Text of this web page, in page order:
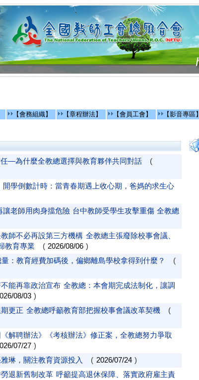
【會務組織】 【章程辦法】 【會員工會】 【影音專區】
任—為什麼全教總選擇與教育夥伴共同對話(
開學倒數計時：當青春期遇上收心期，爸媽的求生心
讓老師用肉身擋危險 台中教師受學生攻擊重傷 全教總
師不必再設第三方機構 全教總主張廢除校事會議、
教育專業 ( 2026/08/06)
量：教育經費加碼後，偏鄉離島學校拿得到什麼？
(
不能再靠政治宣布 全教總：本會期完成法制化，讓調
08/03)
期更正 全教總呼籲教育部把握校事會議改革契機(
解聘辦法》《考核辦法》修正案，全教總努力爭取
07/27)
琳，關注教育資源投入
( 2026/07/24)
勞退新舊制改革 呼籲提高退休保障、落實政府雇主責